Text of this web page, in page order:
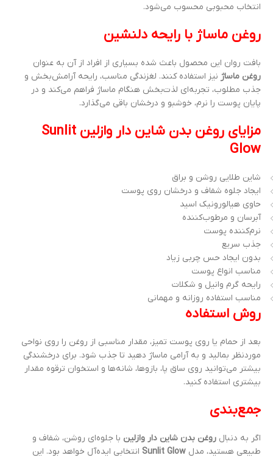
انتخاب محبوبی محسوب می‌شود.
روغن ماساژ با رایحه دلنشین
بافت روان این محصول باعث شده بسیاری از افراد از آن به عنوان
روغن ماساژ نیز استفاده کنند. لغزندگی مناسب، رایحه آرامش‌بخش و
جذب مطلوب، تجربه‌ای لذت‌بخش هنگام ماساژ فراهم می‌کند و در
پایان پوست را نرم، خوشبو و درخشان باقی می‌گذارد.
مزایای روغن بدن شاین دار وازلین Sunlit
Glow
شاین طلایی روشن و براق
ایجاد جلوه شفاف و درخشان روی پوست
حاوی هیالورونیک اسید
آبرسان و مرطوب‌کننده
نرم‌کننده پوست
جذب سریع
بدون ایجاد حس چربی زیاد
مناسب انواع پوست
رایحه گرم وانیل و شکلات
مناسب استفاده روزانه و مهمانی
روش استفاده
بعد از حمام یا روی پوست تمیز، مقدار مناسبی از روغن را روی نواحی
موردنظر بمالید و به آرامی ماساژ دهید تا جذب شود. برای درخشندگی
بیشتر می‌توانید روی ساق پا، بازوها، شانه‌ها و استخوان ترقوه مقدار
بیشتری استفاده کنید.
جمع‌بندی
اگر به دنبال روغن بدن شاین دار وازلین با جلوه‌ای روشن، شفاف و
طبیعی هستید، مدل Sunlit Glow انتخابی ایده‌آل خواهد بود. این